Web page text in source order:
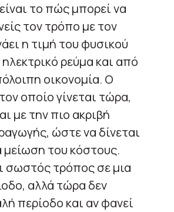
το πώς μπορεί να
τον τρόπο με τον
η τιμή του φυσικού
ρεύμα και από
οικονομία. Ο
οποίο γίνεται τώρα,
με την πιο ακριβή
ώστε να δίνεται
μείωση του κόστους.
σωστός τρόπος σε μια
αλλά τώρα δεν
περίοδο και αν φανεί